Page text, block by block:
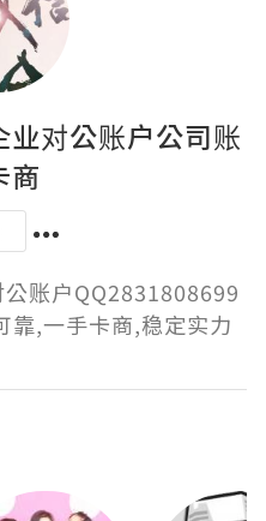
对公账户公司账
商
账户QQ2831808699
靠,一手卡商,稳定实力